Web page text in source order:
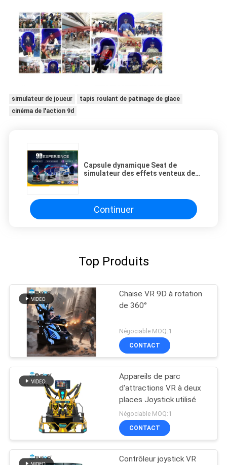
simulateur de joueur
tapis roulant de patinage de glace
cinéma de l'action 9d
Capsule dynamique Seat de
simulateur des effets venteux de
Continuer
Top Produits
Chaise VR 9D à rotation
de 360°
Négociable MOQ:1
CONTACT
Appareils de parc
d'attractions VR à deux
places Joystick utilisé
Négociable MOQ:1
CONTACT
Contrôleur joystick VR